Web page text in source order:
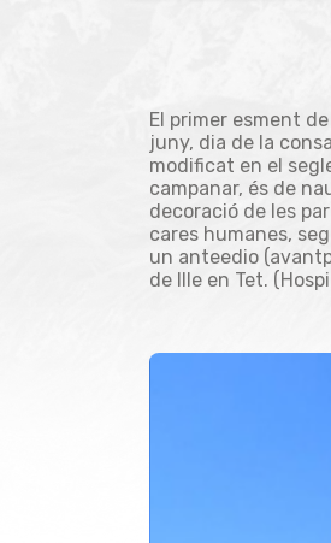
El primer esment
juny, dia de la
modificat en el
campanar, és de
decoració de les
cares humanes,
un anteedio
de Ille en Tet.